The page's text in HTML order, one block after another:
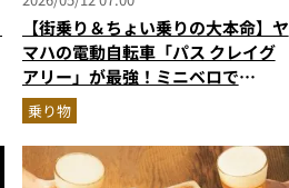
【街乗り＆ちょい乗りの大本命】ヤ
マハの電動自転車「パス クレイグ
アリー」が最強！ミニベロで
も“128km走れる”スゴい新作を徹
底解説
乗り物